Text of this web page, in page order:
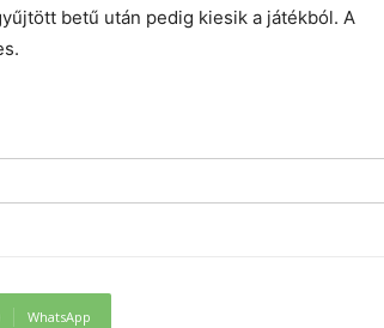
betű után pedig kiesik a játékból. A
WhatsApp